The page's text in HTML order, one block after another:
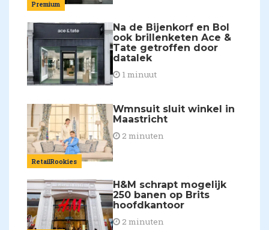
Premium
Na de Bijenkorf en Bol
ook brillenketen Ace &
Tate getroffen door
datalek
1 minuut
RetailRookies
Wmnsuit sluit winkel in
Maastricht
2 minuten
H&M schrapt mogelijk
250 banen op Brits
hoofdkantoor
2 minuten